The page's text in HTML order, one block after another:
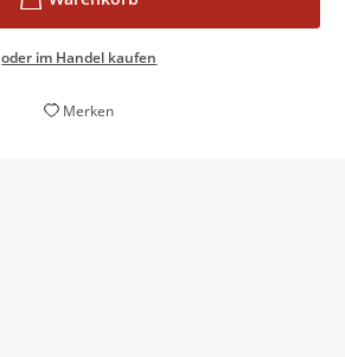
oder im Handel kaufen
Merken